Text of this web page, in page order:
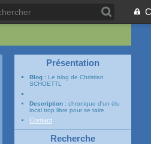
Présentation
Blog : Le blog de Christian
SCHOETTL
Description : chronique d'un élu
local trop libre pour se taire
Contact
Recherche